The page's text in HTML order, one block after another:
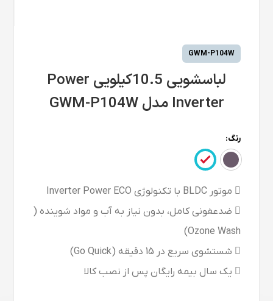
GWM-P104W
لباسشویی 10.5کیلویی Power
Inverter مدل GWM-P104W
رنگ:
 موتور BLDC با تکنولوژی Inverter Power ECO
 ضدعفونی کامل، بدون نیاز به آب و مواد شوینده (
Ozone Wash)
 شستشوی سریع در 15 دقیقه (Go Quick)
 یک سال بیمه رایگان پس از نصب کالا